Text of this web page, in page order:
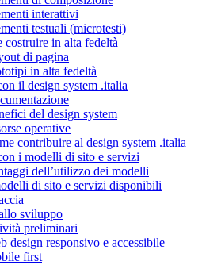
interattivi
testuali (microtesti)
costruire in alta fedeltà
di pagina
in alta fedeltà
il design system .italia
del design system
operative
contribuire al design system .italia
i modelli di sito e servizi
dell’utilizzo dei modelli
di sito e servizi disponibili
sviluppo
preliminari
design responsivo e accessibile
first